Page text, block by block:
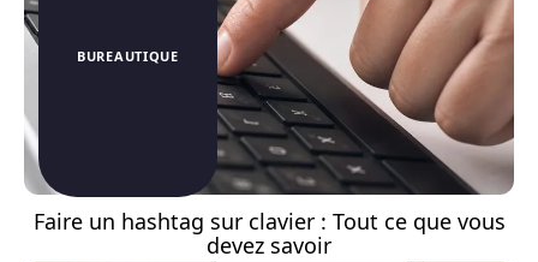
BUREAUTIQUE
Faire un hashtag sur clavier : Tout ce que vous
devez savoir